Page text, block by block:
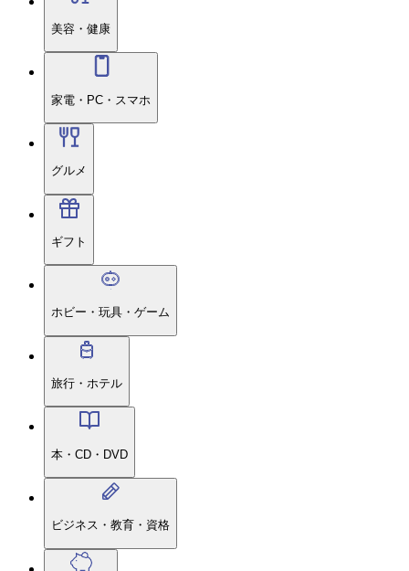
美容・健康
家電・PC・スマホ
グルメ
ギフト
ホビー・玩具・ゲーム
旅行・ホテル
本・CD・DVD
ビジネス・教育・資格